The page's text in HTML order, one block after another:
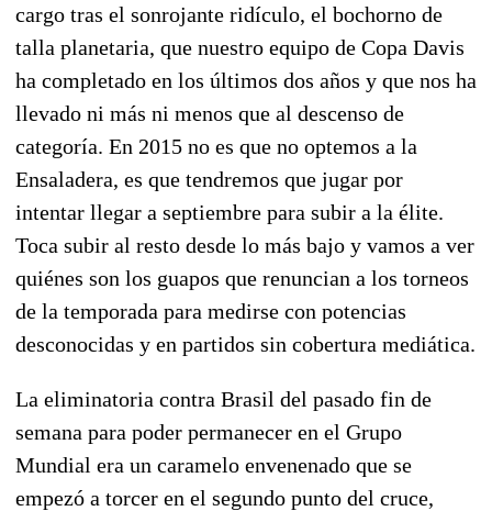
cargo tras el sonrojante ridículo, el bochorno de
talla planetaria, que nuestro equipo de Copa Davis
ha completado en los últimos dos años y que nos ha
llevado ni más ni menos que al descenso de
categoría. En 2015 no es que no optemos a la
Ensaladera, es que tendremos que jugar por
intentar llegar a septiembre para subir a la élite.
Toca subir al resto desde lo más bajo y vamos a ver
quiénes son los guapos que renuncian a los torneos
de la temporada para medirse con potencias
desconocidas y en partidos sin cobertura mediática.
La eliminatoria contra Brasil del pasado fin de
semana para poder permanecer en el Grupo
Mundial era un caramelo envenenado que se
empezó a torcer en el segundo punto del cruce,